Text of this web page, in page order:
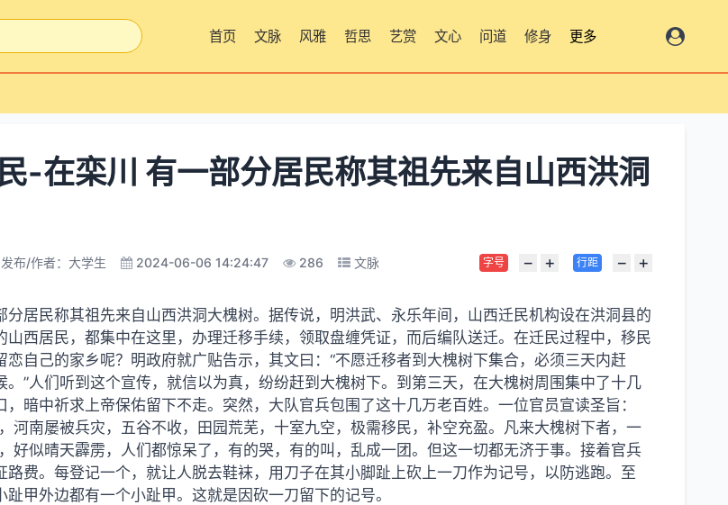
首页 文脉 风雅 哲思 艺赏 文心 问道 修身 更多
-在栾川 有一部分居民称其祖先来自山西洪洞
发布/作者：大学生 2024-06-06 14:24:47 286 文脉 字号 − + 行距 − +
分居民称其祖先来自山西洪洞大槐树。据传说，明洪武、永乐年间，山西迁民机构设在洪洞县的
山西居民，都集中在这里，办理迁移手续，领取盘缠凭证，而后编队送迁。在迁民过程中，移民
恋自己的家乡呢？明政府就广贴告示，其文曰：“不愿迁移者到大槐树下集合，必须三天内赶
。”人们听到这个宣传，就信以为真，纷纷赶到大槐树下。到第三天，在大槐树周围集中了十几
，暗中祈求上帝保佑留下不走。突然，大队官兵包围了这十几万老百姓。一位官员宣读圣旨：
河南屡被兵灾，五谷不收，田园荒芜，十室九空，极需移民，补空充盈。凡来大槐树下者，一
好似晴天霹雳，人们都惊呆了，有的哭，有的叫，乱成一团。但这一切都无济于事。接着官兵
路费。每登记一个，就让人脱去鞋袜，用刀子在其小脚趾上砍上一刀作为记号，以防逃跑。至
甲外边都有一个小趾甲。这就是因砍一刀留下的记号。